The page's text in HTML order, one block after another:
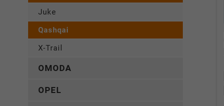
Juke
Qashqai
X-Trail
OMODA
OPEL